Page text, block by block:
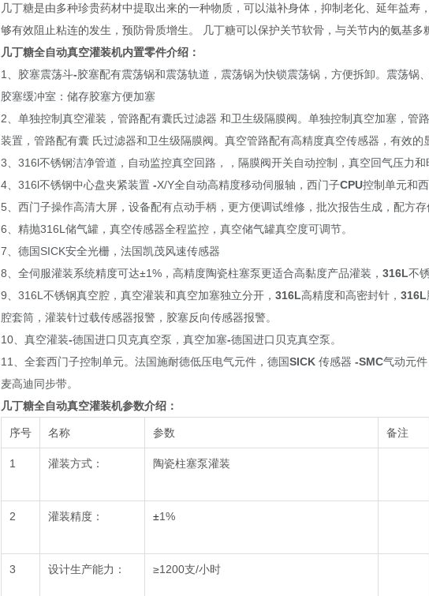
几丁糖是由多种珍贵药材中提取出来的一种物质，可以滋补身体，抑制老化、延年益
够有效阻止粘连的发生，预防骨质增生。 几丁糖可以保护关节软骨，与关节内的氨基多
几丁糖全自动真空灌装机内置零件介绍：
1、胶塞震荡斗-胶塞配有震荡锅和震荡轨道，震荡锅为快锁震荡锅，方便拆卸。震荡锅
胶塞缓冲室：储存胶塞方便加塞
2、单独控制真空灌装，管路配有囊氏过滤器 和卫生级隔膜阀。单独控制真空加塞，管
装置，管路配有囊 氏过滤器和卫生级隔膜阀。真空管路配有高精度真空传感器，有效的
3、316l不锈钢洁净管道，自动监控真空回路，，隔膜阀开关自动控制，真空回气压力和
4、316l不锈钢中心盘夹紧装置 -X/Y全自动高精度移动伺服轴，西门子CPU控制单元和
5、西门子操作高清大屏，设备配有点动手柄，更方便调试维修，批次报告生成，配方存
6、精抛316L储气罐，真空传感器全程监控，真空储气罐真空度可调节。
7、德国SICK安全光栅，法国凯茂风速传感器
8、全伺服灌装系统精度可达±1%，高精度陶瓷柱塞泵更适合高黏度产品灌装 ， 316L不
9、316L不锈钢真空腔，真空灌装和真空加塞独立分开， 316L高精度和高密封针， 316L
腔套筒，灌装针过载传感器报警，胶塞反向传感器报警。
10、真空灌装-德国进口贝克真空泵，真空加塞-德国进口贝克真空泵。
11、全套西门子控制单元。法国施耐德低压电气元件，德国SICK 传感器 -SMC气动元
麦高迪同步带。
几丁糖全自动真空灌装机参数介绍：
序号 名称 参数 备注
1 灌装方式： 陶瓷柱塞泵灌装
2 灌装精度： ±1%
3 设计生产能力： ≥1200支/小时